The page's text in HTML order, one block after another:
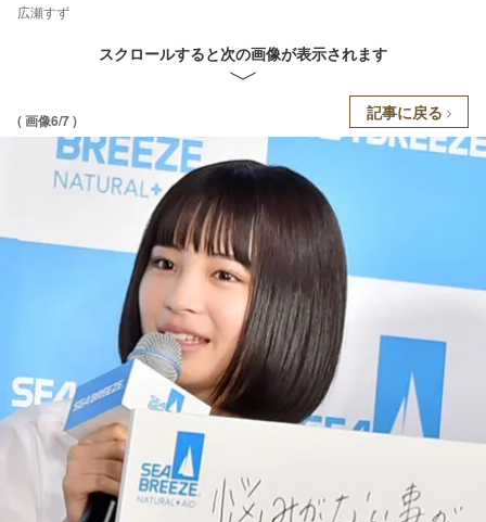
広瀬すず
スクロールすると次の画像が表示されます
( 画像6/7 ) 記事に戻る